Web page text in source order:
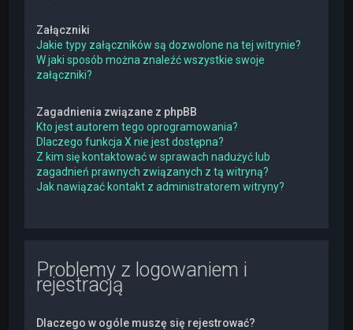
Załączniki
Jakie typy załączników są dozwolone na tej witrynie?
W jaki sposób można znaleźć wszystkie swoje
załączniki?
Zagadnienia związane z phpBB
Kto jest autorem tego oprogramowania?
Dlaczego funkcja X nie jest dostępna?
Z kim się kontaktować w sprawach nadużyć lub
zagadnień prawnych związanych z tą witryną?
Jak nawiązać kontakt z administratorem witryny?
Problemy z logowaniem i
rejestracją
Dlaczego w ogóle muszę się rejestrować?